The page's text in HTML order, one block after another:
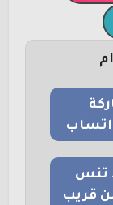
تنس
قريب